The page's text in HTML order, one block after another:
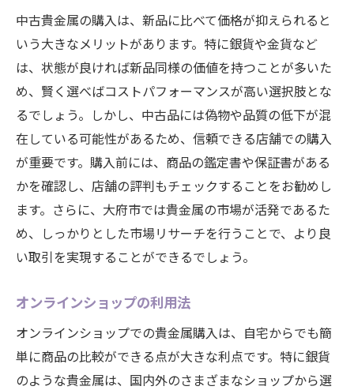
中古貴金属の購入は、新品に比べて価格が抑えられると
いう大きなメリットがあります。特に銀貨や金貨など
は、状態が良ければ新品同様の価値を持つことが多いた
め、賢く選べばコストパフォーマンスが高い選択肢とな
るでしょう。しかし、中古品には偽物や品質の低下が混
在している可能性があるため、信頼できる店舗での購入
が重要です。購入前には、商品の鑑定書や保証書がある
かを確認し、店舗の評判もチェックすることをお勧めし
ます。さらに、大府市では貴金属の市場が活発であるた
め、しっかりとした市場リサーチを行うことで、より良
い取引を実現することができるでしょう。
オンラインショップの利用法
オンラインショップでの貴金属購入は、自宅からでも簡
単に商品の比較ができる点が大きな利点です。特に銀貨
のような貴金属は、国内外のさまざまなショップから選